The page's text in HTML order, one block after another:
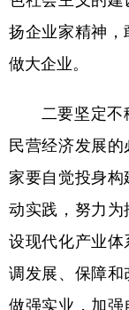
扬企业家精神
做大企业。
二要坚定不
民营经济发展
家要自觉投身
动实践，努力为
设现代化产业
调发展、保障和
做强实业，加强